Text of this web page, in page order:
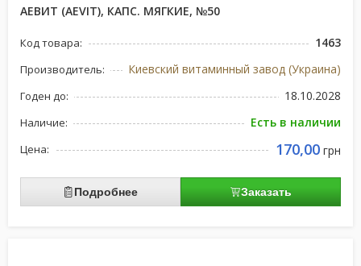
АЕВИТ (AEVIT), КАПС. МЯГКИЕ, №50
Код товара: 1463
Производитель: Киевский витаминный завод (Украина)
Годен до: 18.10.2028
Наличие: Есть в наличии
Цена: 170,00 грн
Подробнее Заказать